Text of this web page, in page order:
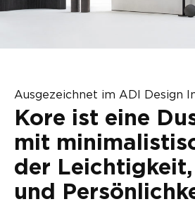
Ausgezeichnet im ADI Design
Kore ist eine
mit
der
und